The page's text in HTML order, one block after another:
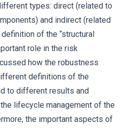
types: direct (related to
and indirect (related
of the “structural
role in the risk
how the robustness
definitions of the
to different results and
lifecycle management of the
the important aspects of